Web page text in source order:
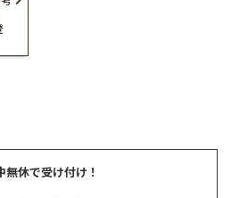
休で受け付け！